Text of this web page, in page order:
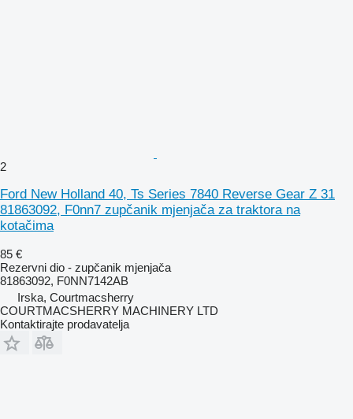
2
Ford New Holland 40, Ts Series 7840 Reverse Gear Z 31
81863092, F0nn7 zupčanik mjenjača za traktora na
kotačima
85 €
Rezervni dio - zupčanik mjenjača
81863092, F0NN7142AB
Irska, Courtmacsherry
COURTMACSHERRY MACHINERY LTD
Kontaktirajte prodavatelja